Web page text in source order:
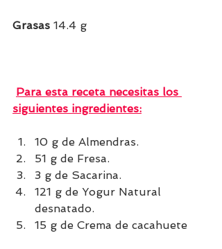
Grasas 14.4 g
Para esta receta necesitas los
siguientes ingredientes:
10 g de Almendras.
51 g de Fresa.
3 g de Sacarina.
121 g de Yogur Natural
desnatado.
15 g de Crema de cacahuete